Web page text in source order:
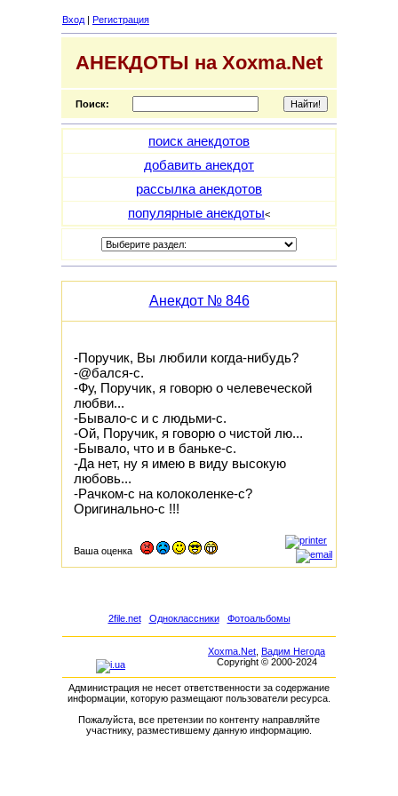
Вход | Регистрация
АНЕКДОТЫ на Xoxma.Net
Поиск:
поиск анекдотов
добавить анекдот
рассылка анекдотов
популярные анекдоты<
Анекдот № 846
-Поручик, Вы любили когда-нибудь?
-@бался-с.
-Фу, Поручик, я говорю о челевеческой
любви...
-Бывало-с и с людьми-с.
-Ой, Поручик, я говорю о чистой лю...
-Бывало, что и в баньке-с.
-Да нет, ну я имею в виду высокую
любовь...
-Рачком-с на колоколенке-с?
Оригинально-с !!!
Ваша оценка
2file.net Одноклассники Фотоальбомы
Xoxma.Net Вадим Негода
Copyright © 2000-2024
Администрация не несет ответственности за содержание
информации, которую размещают пользователи ресурса.
Пожалуйста, все претензии по контенту направляйте
участнику, разместившему данную информацию.